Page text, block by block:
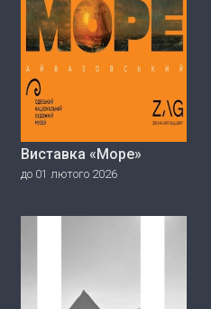
Виставка «Море»
до 01 лютого 2026